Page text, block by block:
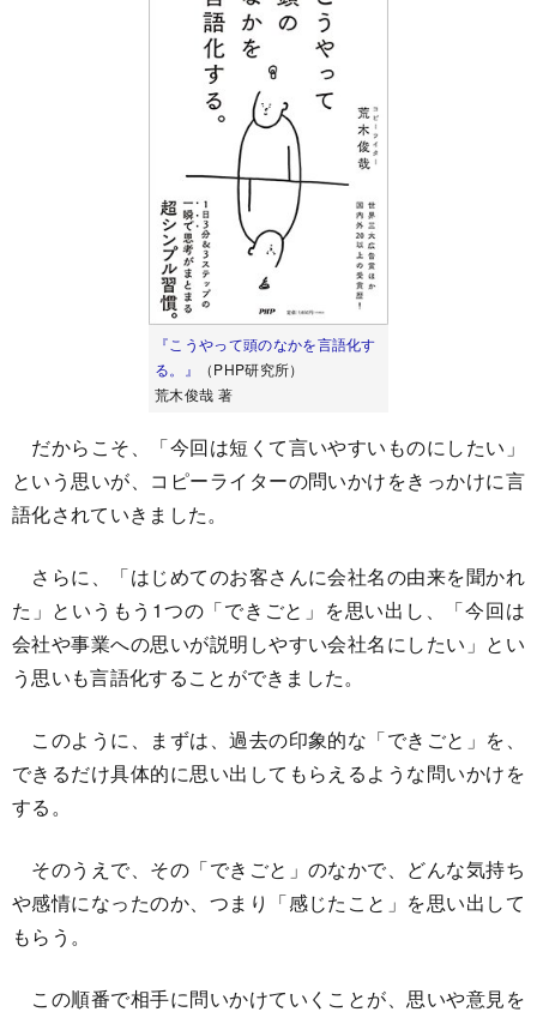
『こうやって頭のなかを言語化す
る。』
（PHP研究所）
荒木俊哉 著
だからこそ、「今回は短くて言いやすいものにしたい」
という思いが、コピーライターの問いかけをきっかけに言
語化されていきました。
さらに、「はじめてのお客さんに会社名の由来を聞かれ
た」というもう1つの「できごと」を思い出し、「今回は
会社や事業への思いが説明しやすい会社名にしたい」とい
う思いも言語化することができました。
このように、まずは、過去の印象的な「できごと」を、
できるだけ具体的に思い出してもらえるような問いかけを
する。
そのうえで、その「できごと」のなかで、どんな気持ち
や感情になったのか、つまり「感じたこと」を思い出して
もらう。
この順番で相手に問いかけていくことが、思いや意見を